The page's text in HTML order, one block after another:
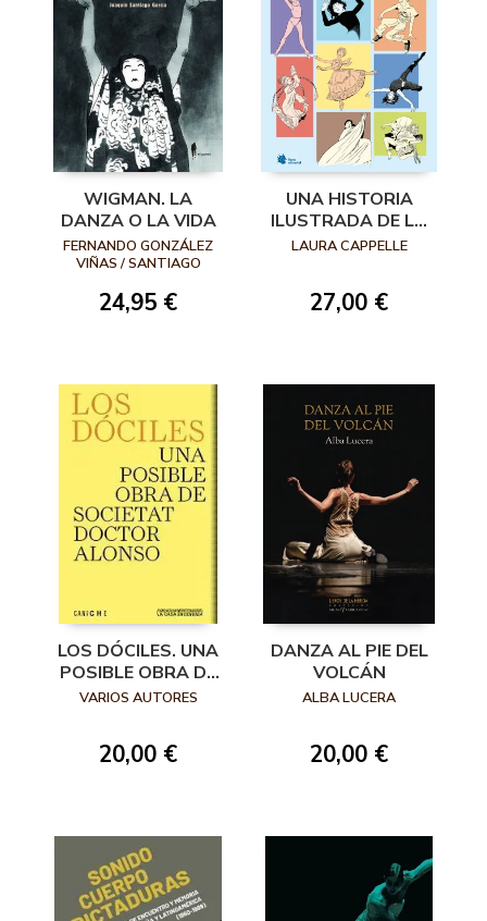
WIGMAN. LA
DANZA O LA VIDA
FERNANDO GONZÁLEZ
VIÑAS / SANTIAGO
24,95 €
UNA HISTORIA
ILUSTRADA DE LA
DANZA
LAURA CAPPELLE
27,00 €
LOS DÓCILES. UNA
POSIBLE OBRA DE
SOCIETAT
VARIOS AUTORES
20,00 €
DANZA AL PIE DEL
VOLCÁN
ALBA LUCERA
20,00 €